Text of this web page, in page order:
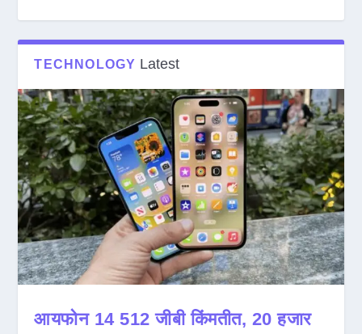
TECHNOLOGY Latest
आयफोन 14 512 जीबी किंमतीत, 20 हजार